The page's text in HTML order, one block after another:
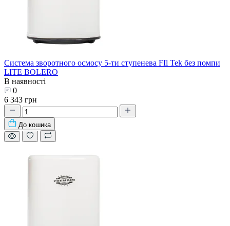
Система зворотного осмосу 5-ти ступенева FIl Tek без помпи
LITE BOLERO
В наявності
0
6 343 грн
До кошика